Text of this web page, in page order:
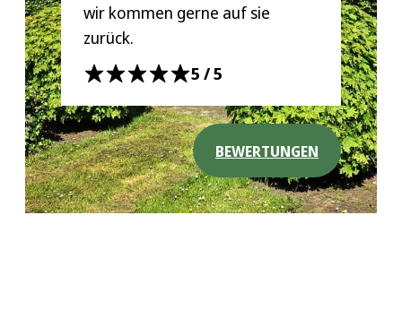
wir kommen gerne auf sie
zurück.
5/5
BEWERTUNGEN